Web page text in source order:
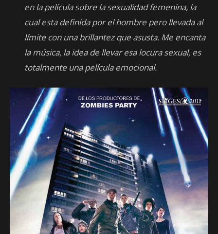
en la película sobre la sexualidad femenina, la
cual esta definida por el hombre pero llevada al
límite con una brillantez que asusta. Me encanta
la música, la idea de llevar esa locura sexual, es
totalmente una película emocional.